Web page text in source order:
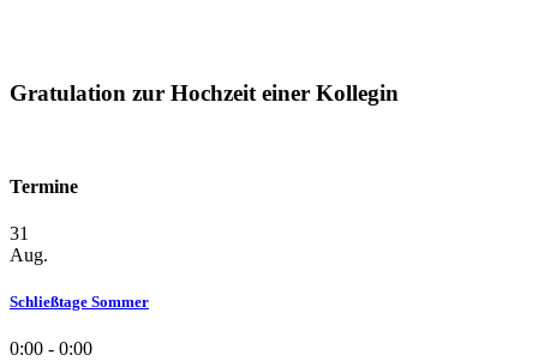
Gratulation zur Hochzeit einer Kollegin
Termine
31
Aug.
Schließtage Sommer
0:00 - 0:00